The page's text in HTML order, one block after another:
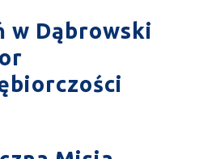
w Dąbrowski